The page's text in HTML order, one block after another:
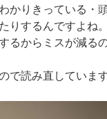
かりきっている・
りするんですよね。
るからミスが減る
で読み直しています